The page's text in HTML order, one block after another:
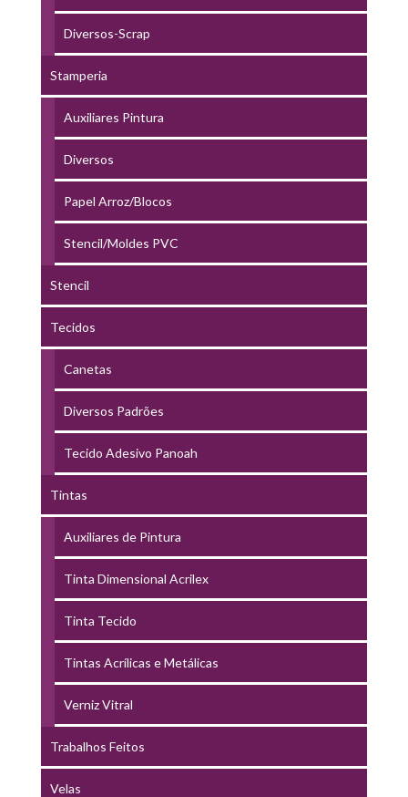
Diversos-Scrap
Stamperia
Auxiliares Pintura
Diversos
Papel Arroz/Blocos
Stencil/Moldes PVC
Stencil
Tecidos
Canetas
Diversos Padrões
Tecido Adesivo Panoah
Tintas
Auxiliares de Pintura
Tinta Dimensional Acrilex
Tinta Tecido
Tintas Acrílicas e Metálicas
Verniz Vitral
Trabalhos Feitos
Velas